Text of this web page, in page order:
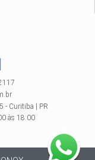
- Curitiba | PR
às 18:00